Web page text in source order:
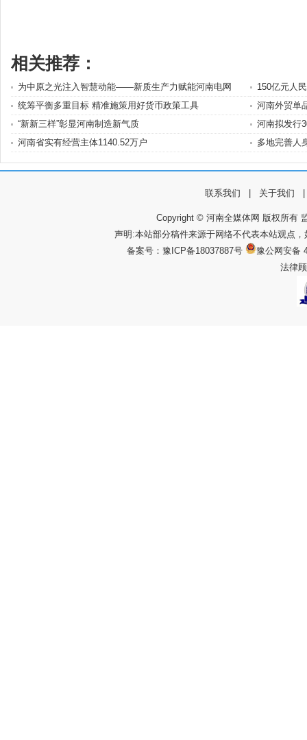
相关推荐：
为中原之光注入智慧动能——新质生产力赋能河南电网
150亿元人
统筹平衡多重目标 精准施策用好货币政策工具
河南外贸单
“新新三样”彰显河南制造新气质
河南拟发行
河南省实有经营主体1140.52万户
多地完善人
联系我们 关于我们
Copyright © 河南全媒体网 版权所有
声明:本站部分稿件来源于网络不代表本站观点
备案号： 豫ICP备18037887号
豫公网安备
法律